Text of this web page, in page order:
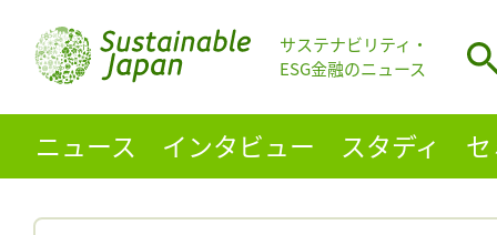
サステナビリティ・
ESG金融のニュース
ニュース インタビュー スタディ